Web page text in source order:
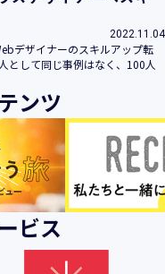
た個人情報を、当社は
手段により取得・収集
、電話等の手段によっ
社は取得・収集させて
収集させていただく方
、ブラウザや携帯電
2022.11.04
デザイナーのスキルアップ転
として同じ事例はなく、100人
ンツ
ビス